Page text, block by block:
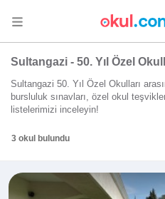
Sultangazi - 50. Yıl Özel
Sultangazi 50. Yıl Özel Okulları
bursluluk sınavları, özel okul
listelerimizi inceleyin!
3 okul bulundu